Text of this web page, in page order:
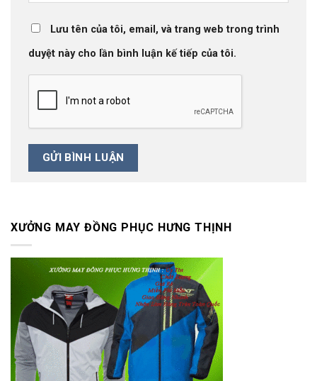
Lưu tên của tôi, email, và trang web trong trình
duyệt này cho lần bình luận kế tiếp của tôi.
XƯỞNG MAY ĐỒNG PHỤC HƯNG THỊNH